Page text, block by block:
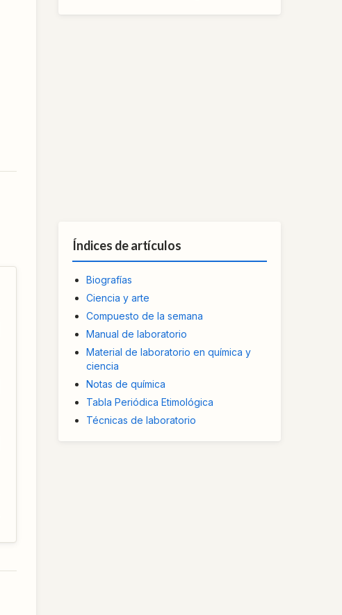
Índices de artículos
Biografías
Ciencia y arte
Compuesto de la semana
Manual de laboratorio
Material de laboratorio en química y
ciencia
Notas de química
Tabla Periódica Etimológica
Técnicas de laboratorio